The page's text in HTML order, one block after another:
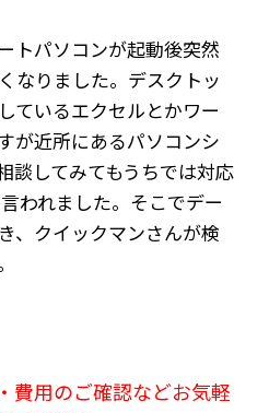
トパソコンが起動後突然
なりました。デスクトッ
ているエクセルとかワー
が近所にあるパソコンシ
談してみてもうちでは対応
われました。そこでデー
、クイックマンさんが検
費用のご確認などお気軽